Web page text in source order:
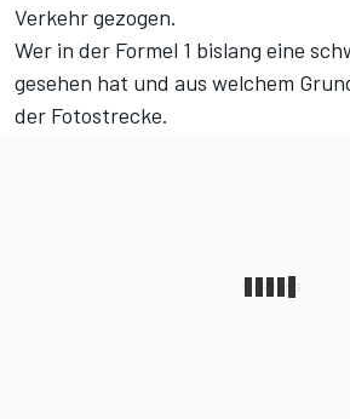
Verkehr gezogen.
Wer in der Formel 1 bislang eine
gesehen hat und aus welchem
der Fotostrecke.